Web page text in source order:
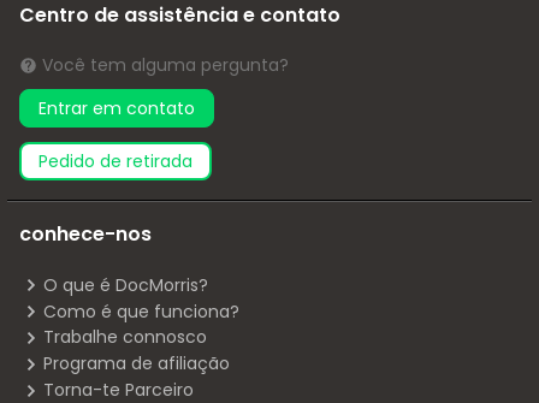
Centro de assistência e contato
Você tem alguma pergunta?
Entrar em contato
pedido de retirada
conhece-nos
O que é DocMorris?
Como é que funciona?
Trabalhe connosco
Programa de afiliação
Torna-te Parceiro